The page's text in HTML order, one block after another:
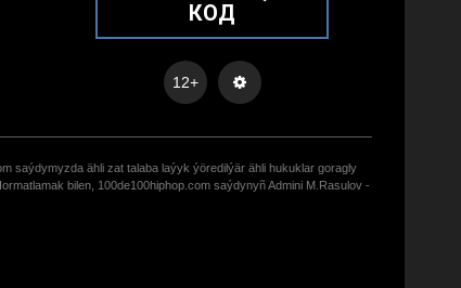
КОД
12+
saýdymyzda ähli zat talaba laýyk ýöredilýär ähli hukuklar goragly
bilen, 100de100hiphop.com saýdynyñ Admini M.Rasulov -